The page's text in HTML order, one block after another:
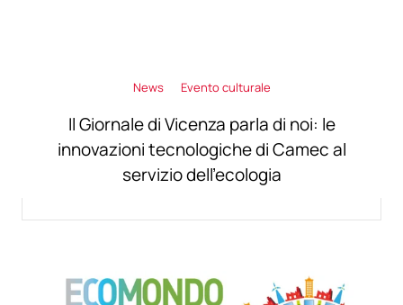
News Evento culturale
Il Giornale di Vicenza parla di noi: le
innovazioni tecnologiche di Camec al
servizio dell'ecologia